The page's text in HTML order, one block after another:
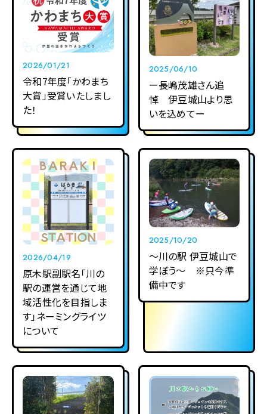
2026/01/21
令和7年度「かわまち
大賞」受賞いたしまし
た！
2025/06/10
ー長嶋茂雄さん追
悼 伊豆城山より思
いを込めてー
2026/04/19
原木駅副駅名「川の
駅の運営を通じて地
域活性化を目指しま
す」ネーミングライツ
について
2025/10/20
～川の駅 伊豆城山で
学ぼう～ ※只今準
備中です